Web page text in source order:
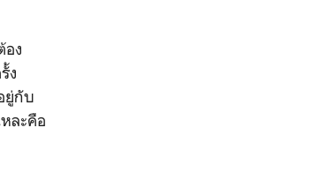
ง
ง
ยู่กับ
ละคือ